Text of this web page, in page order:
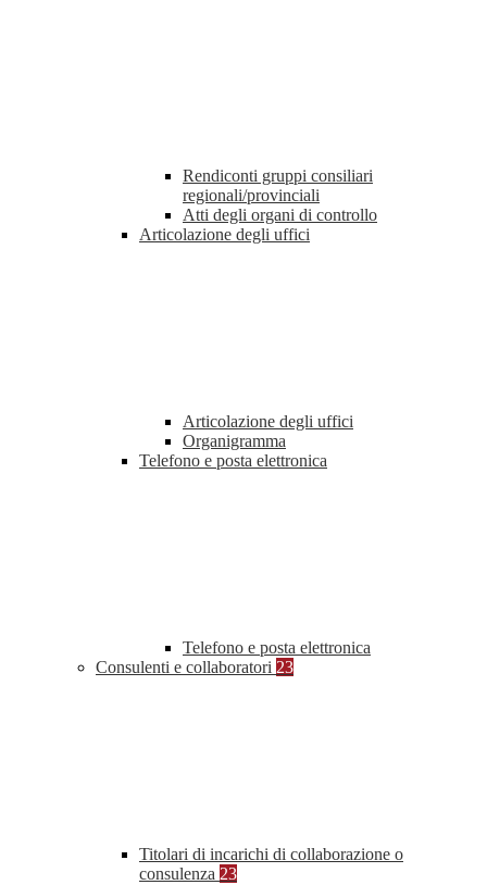
Rendiconti gruppi consiliari
regionali/provinciali
Atti degli organi di controllo
Articolazione degli uffici
Articolazione degli uffici
Organigramma
Telefono e posta elettronica
Telefono e posta elettronica
Consulenti e collaboratori 23
Titolari di incarichi di collaborazione o
consulenza 23